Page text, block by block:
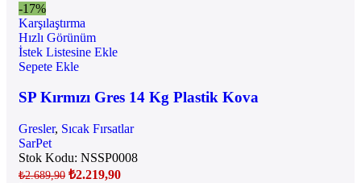
-17%
Karşılaştırma
Hızlı Görünüm
İstek Listesine Ekle
Sepete Ekle
SP Kırmızı Gres 14 Kg Plastik Kova
Gresler, Sıcak Fırsatlar
SarPet
Stok Kodu: NSSP0008
₺2.689,90 ₺2.219,90